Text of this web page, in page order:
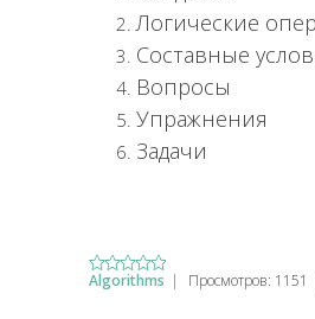
Логические
Составные
Вопросы
Упражнения
Задачи
Algorithms | Просмотров: 1151